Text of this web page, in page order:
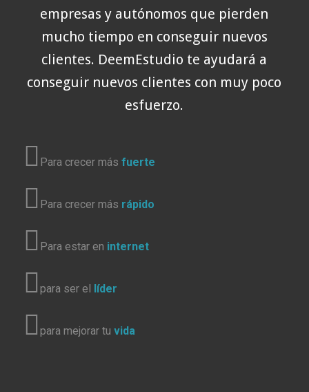
empresas y autónomos que pierden
mucho tiempo en conseguir nuevos
clientes. DeemEstudio te ayudará a
conseguir nuevos clientes con muy poco
esfuerzo.
Para crecer más fuerte
Para crecer más rápido
Para estar en internet
para ser el líder
para mejorar tu vida